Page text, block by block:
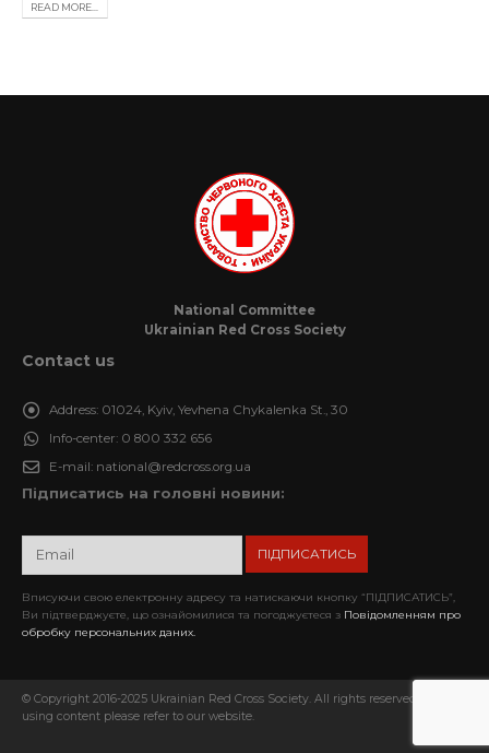
READ MORE...
National Committee
Ukrainian Red Cross Society
Contact us
Address: 01024, Kyiv, Yevhena Chykalenka St., 30
Info-center: 0 800 332 656
E-mail: national@redcross.org.ua
Підписатись на головні новини:
Вписуючи свою електронну адресу та натискаючи кнопку “ПІДПИСАТИСЬ”,
Ви підтверджуєте, що ознайомилися та погоджуєтеся з Повідомленням про
обробку персональних даних.
© Copyright 2016-2025 Ukrainian Red Cross Society. All rights reserved. When
using content please refer to our website.